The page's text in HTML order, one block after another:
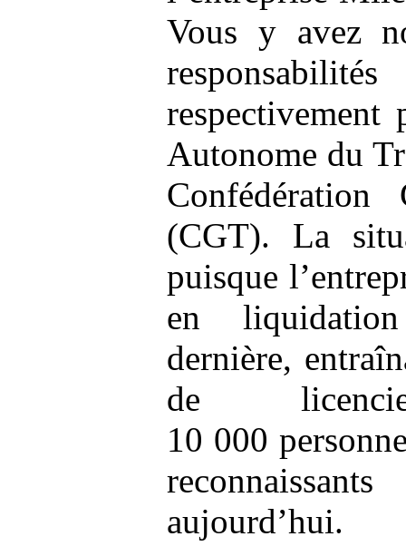
Vous y avez
respectivement
Autonome du
(CGT). La
puisque
en
dernière,
de
10 000
aujourd’hui.